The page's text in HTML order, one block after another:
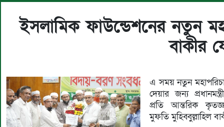
ইসলামিক ফাউন্ডেশনের নতুন
বাকীর
এ সময় নতুন
দেয়ার জন্য
প্রতি আন্তরিক
মুফতি মুহিব্বুল্লাহিল